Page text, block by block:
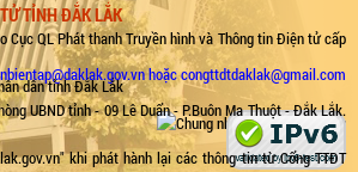
TỈNH ĐẮK LẮK
Cục QL Phát thanh Truyền hình và Thông tin Điện tử cấp
dân tỉnh Đắk Lắk
UBND tỉnh - 09 Lê Duẩn - P.Buôn Ma Thuột - Đắk Lắk.
hoặc congttdtdaklak@gmail.com
khi phát hành lại các thông tin từ Cổng TTĐT